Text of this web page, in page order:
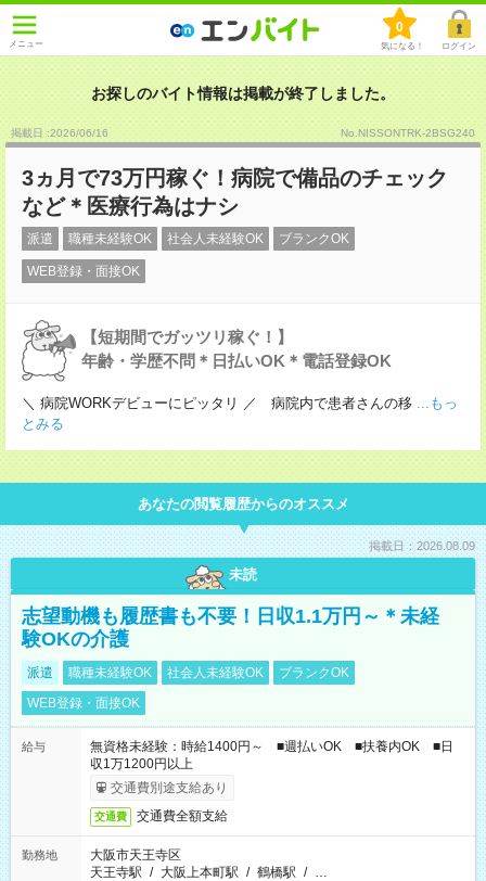
メニュー
0
気になる！ ログイン
お探しのバイト情報は掲載が終了しました。
掲載日 :2026/06/16 No.NISSONTRK-2BSG240
3ヵ月で73万円稼ぐ！病院で備品のチェック
など＊医療行為はナシ
派遣 職種未経験OK 社会人未経験OK ブランクOK
WEB登録・面接OK
【短期間でガッツリ稼ぐ！】
年齢・学歴不問＊日払いOK＊電話登録OK
＼ 病院WORKデビューにピッタリ ／ 病院内で患者さんの移 ...もっ
とみる
あなたの閲覧履歴からのオススメ
掲載日：2026.08.09
未読
志望動機も履歴書も不要！日収1.1万円～＊未経
験OKの介護
派遣 職種未経験OK 社会人未経験OK
ブランクOK
WEB登録・面接OK
給与
無資格未経験：時給1400円～ ■週払いOK ■扶養内OK ■日
収1万1200円以上
交通費別途支給あり
交通費 交通費全額支給
勤務地
大阪市天王寺区
天王寺駅 / 大阪上本町駅 / 鶴橋駅 / …